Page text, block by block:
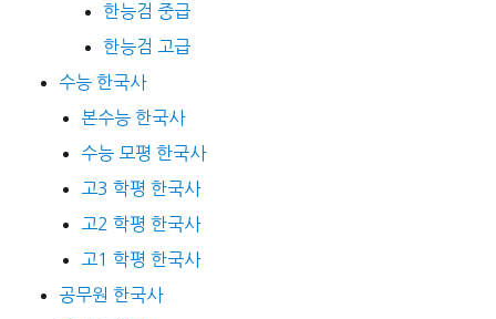
한능검 중급
한능검 고급
수능 한국사
본수능 한국사
수능 모평 한국사
고3 학평 한국사
고2 학평 한국사
고1 학평 한국사
공무원 한국사